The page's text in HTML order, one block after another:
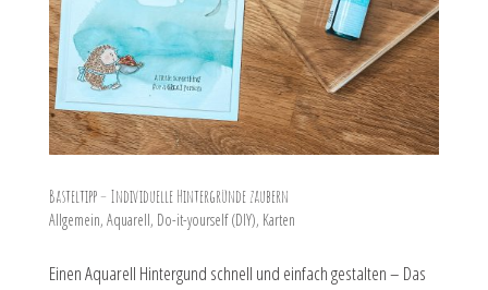
Basteltipp – Individuelle Hintergründe zaubern
Allgemein, Aquarell, Do-it-yourself (DIY), Karten
Einen Aquarell Hintergund schnell und einfach gestalten – Das